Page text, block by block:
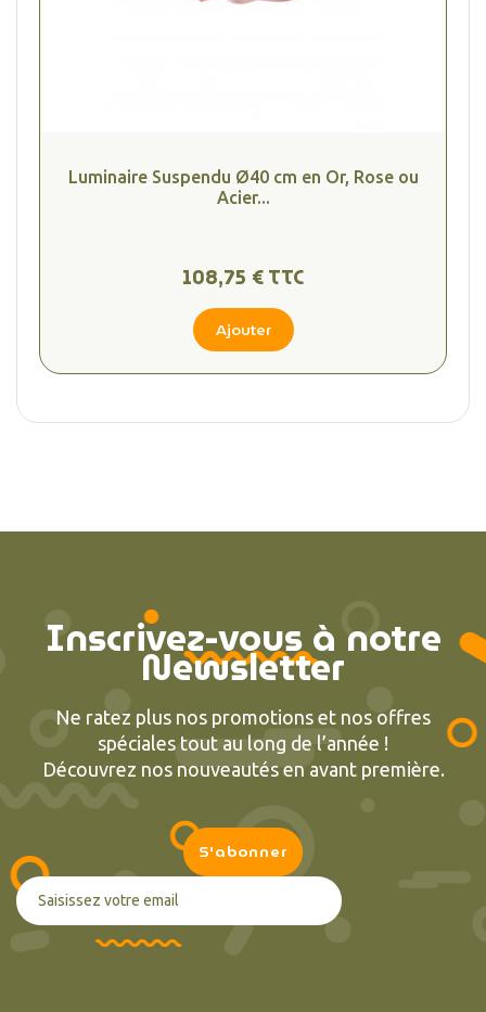
Luminaire Suspendu Ø40 cm en Or, Rose ou
Acier...
108,75 € TTC
Ajouter
Inscrivez-vous à notre
Newsletter
Ne ratez plus nos promotions et nos offres
spéciales tout au long de l’année !
Découvrez nos nouveautés en avant première.